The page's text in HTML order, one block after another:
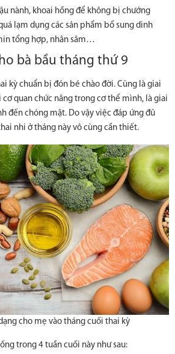
nành, khoai hồng để không bị chướng
lạm dụng các sản phẩm bổ sung dinh
tổng hợp, nhân sâm…
bà bầu tháng thứ 9
kỳ chuẩn bị đón bé chào đời. Cũng là giai
quan chức năng trong cơ thể mình, là giai
đến chóng mặt. Do vậy việc đáp ứng đủ
nhi ở tháng này vô cùng cần thiết.
cho mẹ vào tháng cuối thai kỳ
trong 4 tuần cuối này như sau: